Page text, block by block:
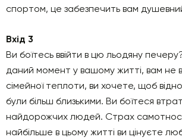
спортом, це забезпечить вам
Вхід 3
Ви боїтесь ввійти в цю льодяну
даний момент у вашому житті, вам не
сімейної теплоти, ви хочете, щоб
були більш близькими. Ви боїтеся
найдорожчих людей. Страх
найбільше в цьому житті ви цінуєте